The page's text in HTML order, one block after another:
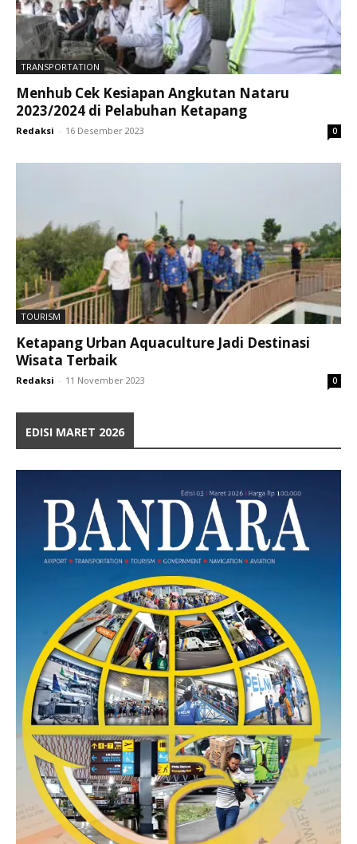
TRANSPORTATION
Menhub Cek Kesiapan Angkutan Nataru
2023/2024 di Pelabuhan Ketapang
Redaksi - 16 Desember 2023 0
TOURISM
Ketapang Urban Aquaculture Jadi Destinasi
Wisata Terbaik
Redaksi - 11 November 2023 0
EDISI MARET 2026